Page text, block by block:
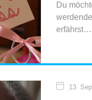
Du
erfährst…
13.